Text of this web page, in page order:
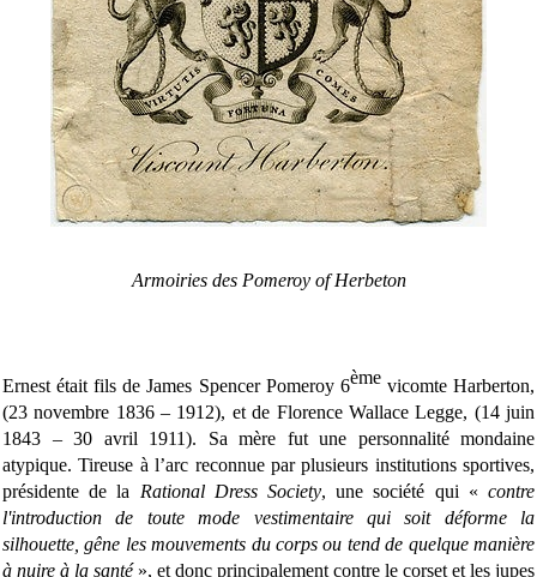
Armoiries des Pomeroy of Herbeton
Ernest était fils de James Spencer Pomeroy 6èmevicomte Harberton,
(23 novembre 1836 – 1912), et de Florence Wallace Legge, (14 juin
1843 – 30 avril 1911). Sa mère fut une personnalité mondaine
atypique. Tireuse à l’arc reconnue par plusieurs institutions sportives,
présidente de la Rational Dress Society, une société qui «contre
l'introduction de toute mode vestimentaire qui soit déforme la
silhouette, gêne les mouvements du corps ou tend de quelque manière
à nuire à la santé», et donc principalement contre le corset et les jupes